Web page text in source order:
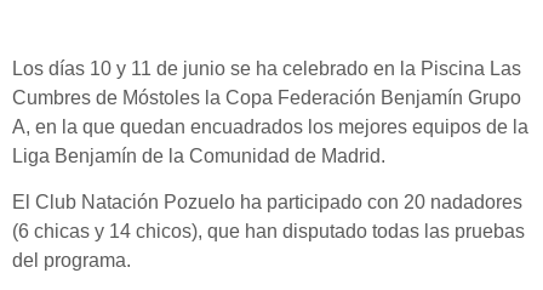
Los días 10 y 11 de junio se ha celebrado en la Piscina Las
Cumbres de Móstoles la Copa Federación Benjamín Grupo
A, en la que quedan encuadrados los mejores equipos de la
Liga Benjamín de la Comunidad de Madrid.
El Club Natación Pozuelo ha participado con 20 nadadores
(6 chicas y 14 chicos), que han disputado todas las pruebas
del programa.